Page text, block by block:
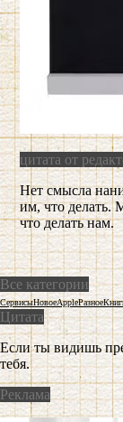
цитата от
Нет смысла
им, что делать.
что делать нам.
Все категории
СервисыНовоеAppleРазное
Цитата
Если ты видишь
тебя.
Реклама